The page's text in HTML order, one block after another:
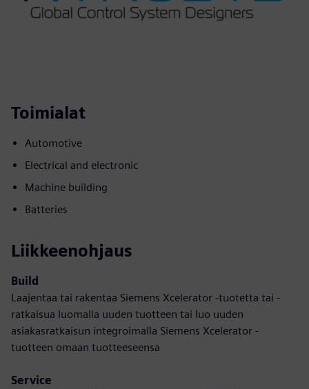
Toimialat
Automotive
Electrical and electronic
Machine building
Batteries
Liikkeenohjaus
Build
Laajentaa tai rakentaa Siemens Xcelerator -tuotetta tai -
ratkaisua luomalla uuden tuotteen tai luo uuden
asiakasratkaisun integroimalla Siemens Xcelerator -
tuotteen omaan tuotteeseensa
Service